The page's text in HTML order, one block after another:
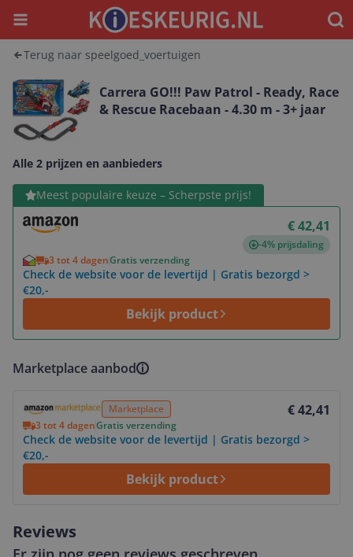
Menu
Terug naar speelgoed_voertuigen
Carrera GO!!! Paw Patrol - Ready, Race
& Rescue Racebaan - 4.30 m - 3+ jaar
Alle 2 prijzen en aanbieders
Meest populaire keuze – Scherpste prijs!
€ 42,41
-4% prijsdaling
3 tot 4 dagenGratis verzending
Check de website voor de levertijd | Gratis bezorgd >
€20,-
Bekijk product
Bekijk product
Marketplace aanbod
Marketplace € 42,41
3 tot 4 dagenGratis verzending
Check de website voor de levertijd | Gratis bezorgd >
€20,-
Bekijk product
Reviews